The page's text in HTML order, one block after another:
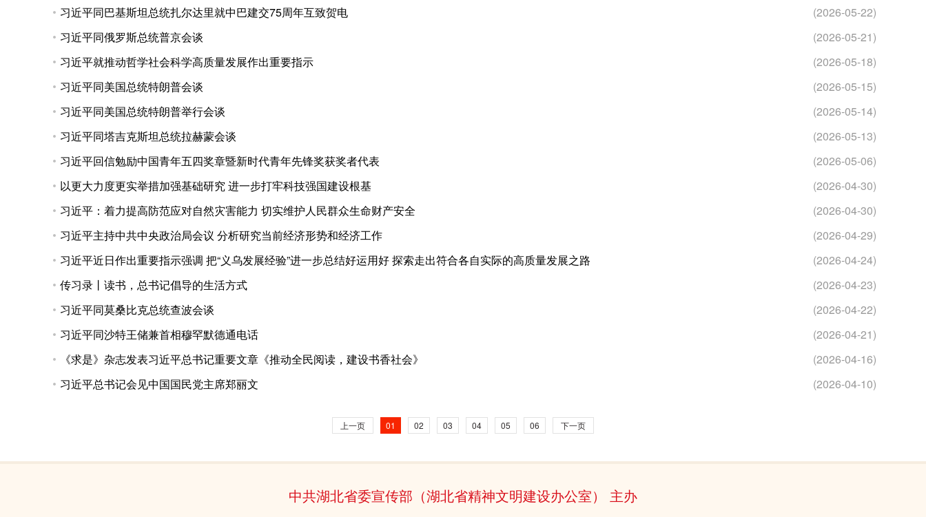
(2026-05-22)
习近平同巴基斯坦总统扎尔达里就中巴建交75周年互致贺电
(2026-05-21)
习近平同俄罗斯总统普京会谈
(2026-05-18)
习近平就推动哲学社会科学高质量发展作出重要指示
(2026-05-15)
习近平同美国总统特朗普会谈
(2026-05-14)
习近平同美国总统特朗普举行会谈
(2026-05-13)
习近平同塔吉克斯坦总统拉赫蒙会谈
(2026-05-06)
习近平回信勉励中国青年五四奖章暨新时代青年先锋奖获奖者代表
(2026-04-30)
以更大力度更实举措加强基础研究 进一步打牢科技强国建设根基
(2026-04-30)
习近平：着力提高防范应对自然灾害能力 切实维护人民群众生命财产安全
(2026-04-29)
习近平主持中共中央政治局会议 分析研究当前经济形势和经济工作
(2026-04-24)
习近平近日作出重要指示强调 把“义乌发展经验”进一步总结好运用好 探索走出符合各自实际的高质量发展之路
(2026-04-23)
传习录丨读书，总书记倡导的生活方式
(2026-04-22)
习近平同莫桑比克总统查波会谈
(2026-04-21)
习近平同沙特王储兼首相穆罕默德通电话
(2026-04-16)
《求是》杂志发表习近平总书记重要文章《推动全民阅读，建设书香社会》
(2026-04-10)
习近平总书记会见中国国民党主席郑丽文
上一页 01 02 03 04 05 06 下一页
中共湖北省委宣传部（湖北省精神文明建设办公室） 主办